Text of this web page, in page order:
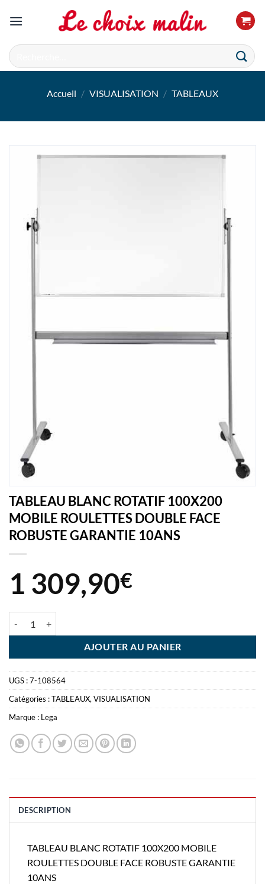
Recherche
pour :
Accueil / VISUALISATION / TABLEAUX
TABLEAU BLANC ROTATIF 100X200
MOBILE ROULETTES DOUBLE FACE
ROBUSTE GARANTIE 10ANS
1 309,90€
AJOUTER AU PANIER
UGS :7-108564
Catégories :TABLEAUX, VISUALISATION
Marque : Lega
DESCRIPTION
TABLEAU BLANC ROTATIF 100X200 MOBILE
ROULETTES DOUBLE FACE ROBUSTE GARANTIE
10ANS